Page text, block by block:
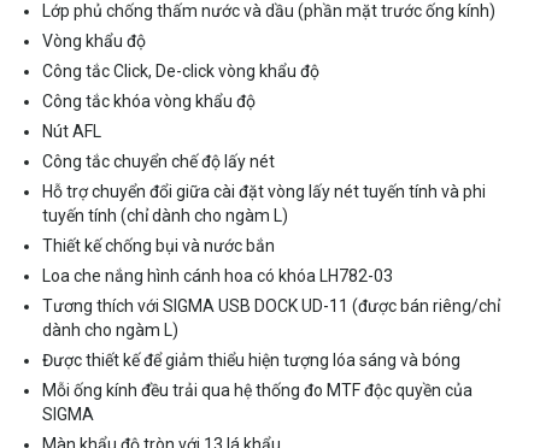
Lớp phủ chống thấm nước và dầu (phần mặt trước ống kính)
Vòng khẩu độ
Công tắc Click, De-click vòng khẩu độ
Công tắc khóa vòng khẩu độ
Nút AFL
Công tắc chuyển chế độ lấy nét
Hỗ trợ chuyển đổi giữa cài đặt vòng lấy nét tuyến tính và phi
tuyến tính (chỉ dành cho ngàm L)
Thiết kế chống bụi và nước bắn
Loa che nắng hình cánh hoa có khóa LH782-03
Tương thích với SIGMA USB DOCK UD-11 (được bán riêng/chỉ
dành cho ngàm L)
Được thiết kế để giảm thiểu hiện tượng lóa sáng và bóng
Mỗi ống kính đều trải qua hệ thống đo MTF độc quyền của
SIGMA